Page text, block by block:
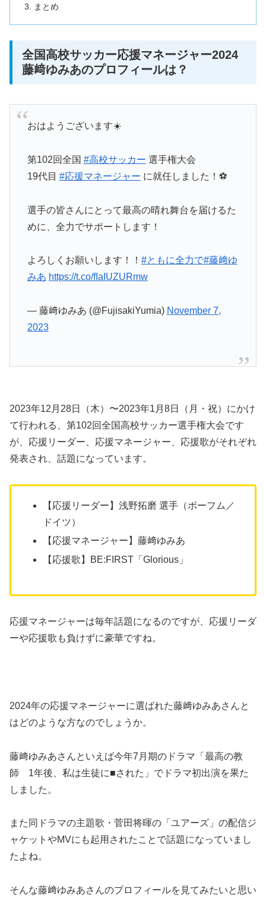
まとめ
全国高校サッカー応援マネージャー2024
藤﨑ゆみあのプロフィールは？
おはようございます☀️
第102回全国 #高校サッカー 選手権大会
19代目 #応援マネージャー に就任しました！⚽️
選手の皆さんにとって最高の晴れ舞台を届けるた
めに、全力でサポートします！
よろしくお願いします！！ #ともに全力で#藤﨑ゆ
みあ https://t.co/fIaIUZURmw
— 藤﨑ゆみあ (@FujisakiYumia) November 7,
2023
2023年12月28日（木）〜2023年1月8日（月・祝）にかけ
て行われる、第102回全国高校サッカー選手権大会です
が、応援リーダー、応援マネージャー、応援歌がそれぞれ
発表され、話題になっています。
【応援リーダー】浅野拓磨 選手（ボーフム／
ドイツ）
【応援マネージャー】藤﨑ゆみあ
【応援歌】BE:FIRST「Glorious」
応援マネージャーは毎年話題になるのですが、応援リーダ
ーや応援歌も負けずに豪華ですね。
2024年の応援マネージャーに選ばれた藤﨑ゆみあさんと
はどのような方なのでしょうか。
藤﨑ゆみあさんといえば今年7月期のドラマ「最高の教
師 1年後、私は生徒に■された」でドラマ初出演を果た
しました。
また同ドラマの主題歌・菅田将暉の「ユアーズ」の配信ジ
ャケットやMVにも起用されたことで話題になっていまし
たよね。
そんな藤﨑ゆみあさんのプロフィールを見てみたいと思い